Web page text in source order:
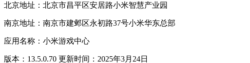
北京地址：北京市昌平区安居路小米智慧产业园
南京地址：南京市建邺区永初路37号小米华东总部
应用名称：小米游戏中心
版本：13.5.0.70 更新时间：2025年3月24日